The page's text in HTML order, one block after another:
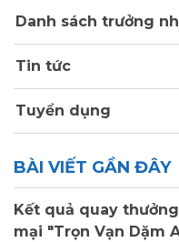
Danh sách trưởng
Tin tức
Tuyển dụng
BÀI VIẾT GẦN ĐÂY
Kết quả quay
mại "Trọn Vạn Dặm